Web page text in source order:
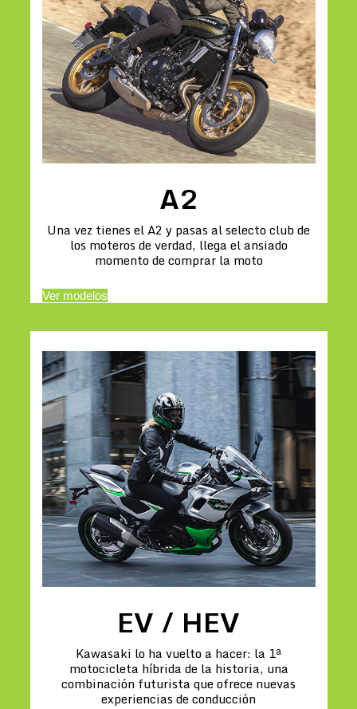
A2
Una vez tienes el A2 y pasas al selecto club de
los moteros de verdad, llega el ansiado
momento de comprar la moto
Ver modelos
EV / HEV
Kawasaki lo ha vuelto a hacer: la 1ª
motocicleta híbrida de la historia, una
combinación futurista que ofrece nuevas
experiencias de conducción